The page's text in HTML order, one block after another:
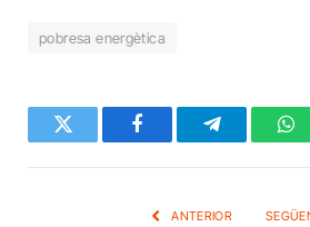
pobresa energètica
Twitter FacebookTelegram
ANTERIOR